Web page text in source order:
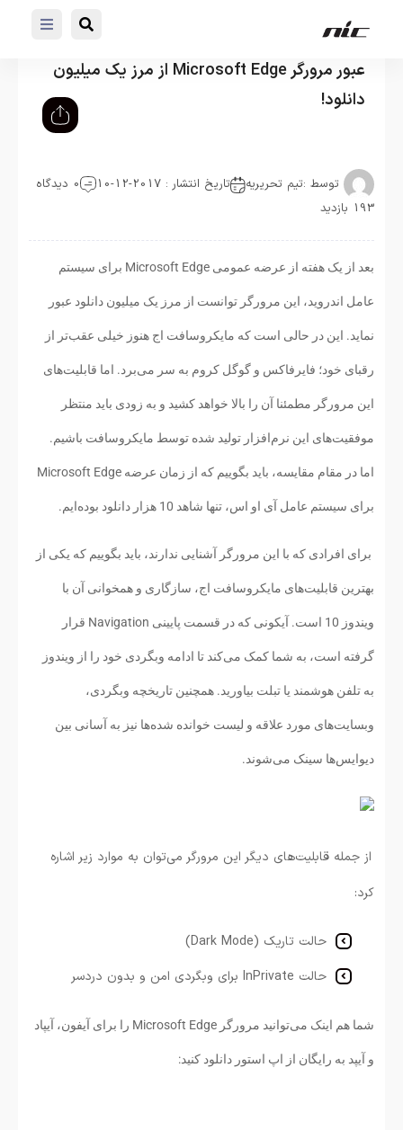
عبور مرورگر Microsoft Edge از مرز یک میلیون
دانلود!
توسط :تیم تحریریه تاریخ انتشار : 2017-12-10
0 دیدگاه
193 بازدید
بعد از یک هفته از عرضه عمومی Microsoft Edge برای سیستم
عامل اندروید، این مرورگر توانست از مرز یک میلیون دانلود عبور
نماید. این در حالی است که مایکروسافت اج هنوز خیلی عقب‌تر از
رقبای خود؛ فایرفاکس و گوگل کروم به سر می‌برد. اما قابلیت‌های
این مرورگر مطمئنا آن را بالا خواهد کشید و به زودی باید منتظر
موفقیت‌های این نرم‌افزار تولید شده توسط مایکروسافت باشیم.
اما در مقام مقایسه، باید بگوییم که از زمان عرضه Microsoft Edge
برای سیستم عامل آی او اس، تنها شاهد 10 هزار دانلود بوده‌ایم.
برای افرادی که با این مرورگر آشنایی ندارند، باید بگوییم که یکی از
بهترین قابلیت‌های مایکروسافت اج، سازگاری و همخوانی آن با
ویندوز 10 است. آیکونی که در قسمت پایینی Navigation قرار
گرفته است، به شما کمک می‌کند تا ادامه وبگردی خود را از ویندوز
به تلفن هوشمند یا تبلت بیاورید. همچنین تاریخچه وبگردی،
وبسایت‌های مورد علاقه و لیست خوانده شده‌ها نیز به آسانی بین
دیوایس‌ها سینک می‌شوند.
از جمله قابلیت‌های دیگر این مرورگر می‌توان به موارد زیر اشاره
کرد:
حالت تاریک (Dark Mode)
حالت InPrivate برای وبگردی امن و بدون دردسر
شما هم اینک می‌توانید مرورگر Microsoft Edge را برای آیفون، آیپاد
و آیپد به رایگان از اپ استور دانلود کنید: